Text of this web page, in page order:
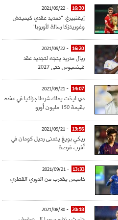
16:30
- 2021/09/22
إيفنبيرغ: "تمديد عقدي كيميتش
وغوريتزكا رسالة لأوروبا"
16:20
- 2021/09/22
ريال مدريد يتجه لتجديد عقد
فينسيوس حتى 2027
14:07
- 2021/09/21
دي ليخت يملك شرطا جزائيا في عقده
بقيمة 150 مليون أورو
13:56
- 2021/09/21
ريكي بويغ يتمنى رحيل كومان في
أقرب فرصة
13:33
- 2021/09/21
خاميس يقترب من الدوري القطري
20:18
- 2021/08/30